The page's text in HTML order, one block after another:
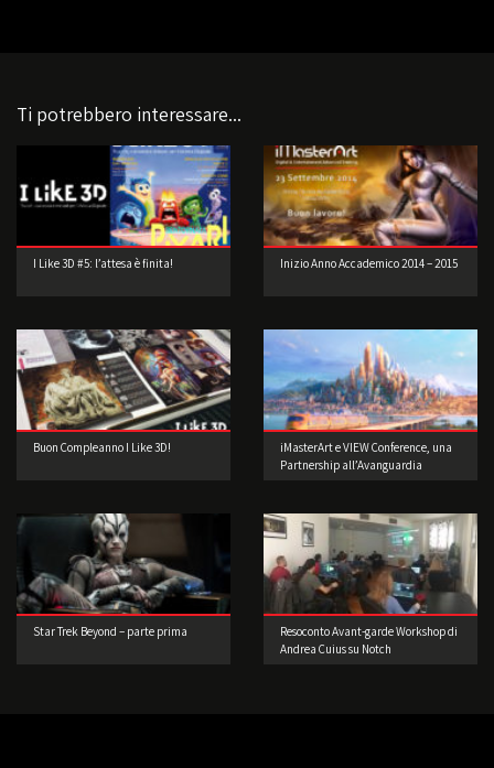
Ti potrebbero interessare...
I Like 3D #5: l’attesa è finita! Inizio Anno Accademico 2014 – 2015
Buon Compleanno I Like 3D!
iMasterArt e VIEW Conference, una
Partnership all’Avanguardia
Star Trek Beyond – parte prima
Resoconto Avant-garde Workshop di
Andrea Cuius su Notch